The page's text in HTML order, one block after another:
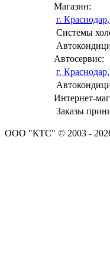
Магазин:
г.
Системы
Автосервис:
г.
Интернет-
Заказы
ООО "КТС" © 2003 -